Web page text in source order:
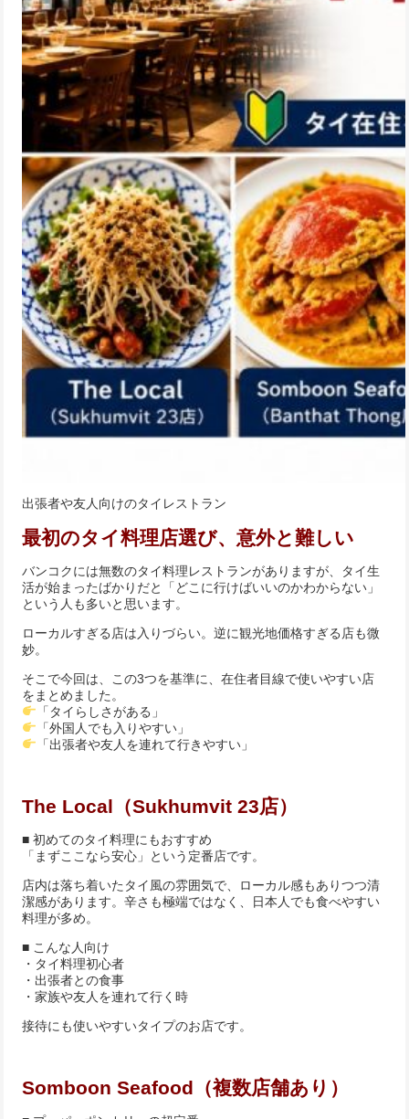
出張者や友人向けのタイレストラン
最初のタイ料理店選び、意外と難しい
バンコクには無数のタイ料理レストランがありますが、タイ生
活が始まったばかりだと「どこに行けばいいのかわからない」
という人も多いと思います。
ローカルすぎる店は入りづらい。逆に観光地価格すぎる店も微
妙。
そこで今回は、この3つを基準に、在住者目線で使いやすい店
をまとめました。
「タイらしさがある」
「外国人でも入りやすい」
「出張者や友人を連れて行きやすい」
The Local（Sukhumvit 23店）
■ 初めてのタイ料理にもおすすめ
「まずここなら安心」という定番店です。
店内は落ち着いたタイ風の雰囲気で、ローカル感もありつつ清
潔感があります。辛さも極端ではなく、日本人でも食べやすい
料理が多め。
■ こんな人向け
・タイ料理初心者
・出張者との食事
・家族や友人を連れて行く時
接待にも使いやすいタイプのお店です。
Somboon Seafood（複数店舗あり）